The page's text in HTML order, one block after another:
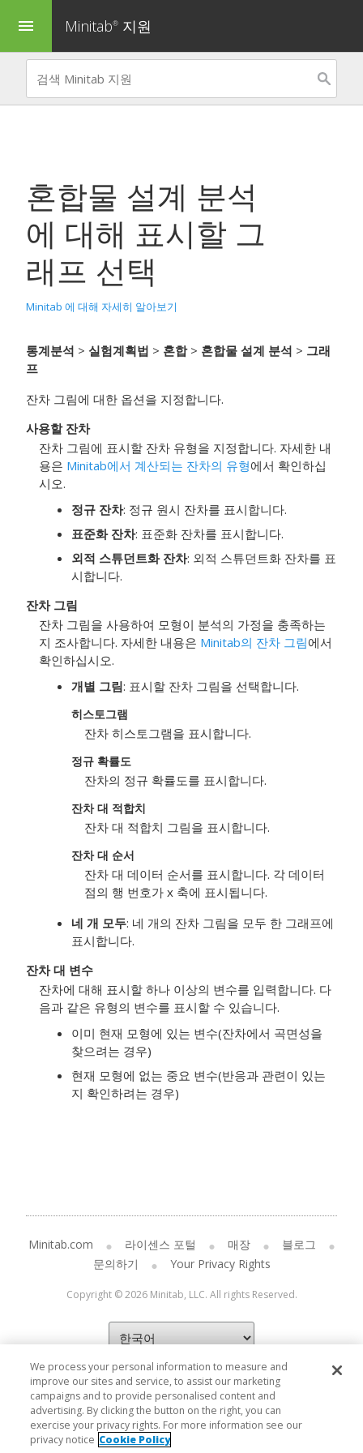
menu Minitab® 지원
혼합물 설계 분석
에 대해 표시할 그
래프 선택
Minitab 에 대해 자세히 알아보기
통계분석 > 실험계획법 > 혼합> 혼합물 설계 분석 > 그래
프
잔차 그림에 대한 옵션을 지정합니다.
사용할 잔차
잔차 그림에 표시할 잔차 유형을 지정합니다. 자세한 내
용은 Minitab에서 계산되는 잔차의 유형에서 확인하십
시오.
정규 잔차: 정규 원시 잔차를 표시합니다.
표준화 잔차: 표준화 잔차를 표시합니다.
외적 스튜던트화 잔차: 외적 스튜던트화 잔차를 표
시합니다.
잔차 그림
잔차 그림을 사용하여 모형이 분석의 가정을 충족하는
지 조사합니다. 자세한 내용은 Minitab의 잔차 그림에서
확인하십시오.
개별 그림: 표시할 잔차 그림을 선택합니다.
히스토그램
잔차 히스토그램을 표시합니다.
정규 확률도
잔차의 정규 확률도를 표시합니다.
잔차 대 적합치
잔차 대 적합치 그림을 표시합니다.
잔차 대 순서
잔차 대 데이터 순서를 표시합니다. 각 데이터
점의 행 번호가 x 축에 표시됩니다.
네 개 모두: 네 개의 잔차 그림을 모두 한 그래프에
표시합니다.
잔차 대 변수
잔차에 대해 표시할 하나 이상의 변수를 입력합니다. 다
음과 같은 유형의 변수를 표시할 수 있습니다.
이미 현재 모형에 있는 변수(잔차에서 곡면성을
찾으려는 경우)
현재 모형에 없는 중요 변수(반응과 관련이 있는
지 확인하려는 경우)
Minitab.com 라이센스 포털 매장
블로그
문의하기
Your Privacy Rights
Copyright © 2026 Minitab, LLC. All rights Reserved.
We process your personal information to measure and
improve our sites and service, to assist our marketing
campaigns and to provide personalised content and
advertising. By clicking the button on the right, you can
exercise your privacy rights. For more information see our
privacy notice Cookie Policy